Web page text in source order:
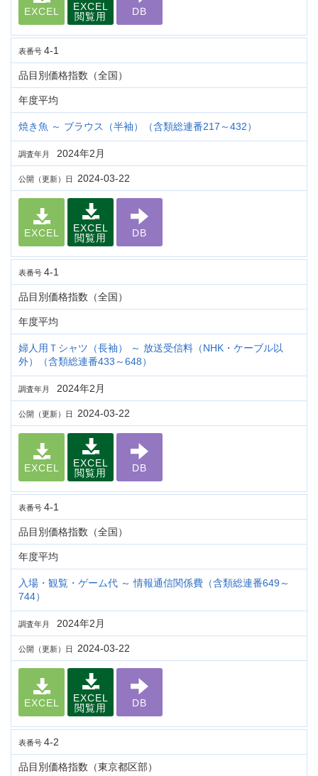
EXCEL
EXCEL
閲覧用
DB
表番号 4-1
品目別価格指数（全国）
年度平均
焼き魚 ～ ブラウス（半袖）（含類総連番217～432）
調査年月 2024年2月
公開（更新）日 2024-03-22
EXCEL
EXCEL
閲覧用
DB
表番号 4-1
品目別価格指数（全国）
年度平均
婦人用Ｔシャツ（長袖） ～ 放送受信料（NHK・ケーブル以
外）（含類総連番433～648）
調査年月 2024年2月
公開（更新）日 2024-03-22
EXCEL
EXCEL
閲覧用
DB
表番号 4-1
品目別価格指数（全国）
年度平均
入場・観覧・ゲーム代 ～ 情報通信関係費（含類総連番649～
744）
調査年月 2024年2月
公開（更新）日 2024-03-22
EXCEL
EXCEL
閲覧用
DB
表番号 4-2
品目別価格指数（東京都区部）